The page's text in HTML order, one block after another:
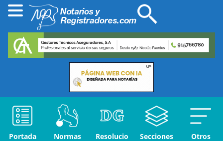
Portada Normas
Resolucio
Secciones Otros